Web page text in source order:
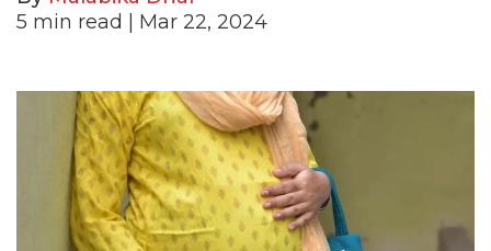
5 min read | Mar 22, 2024